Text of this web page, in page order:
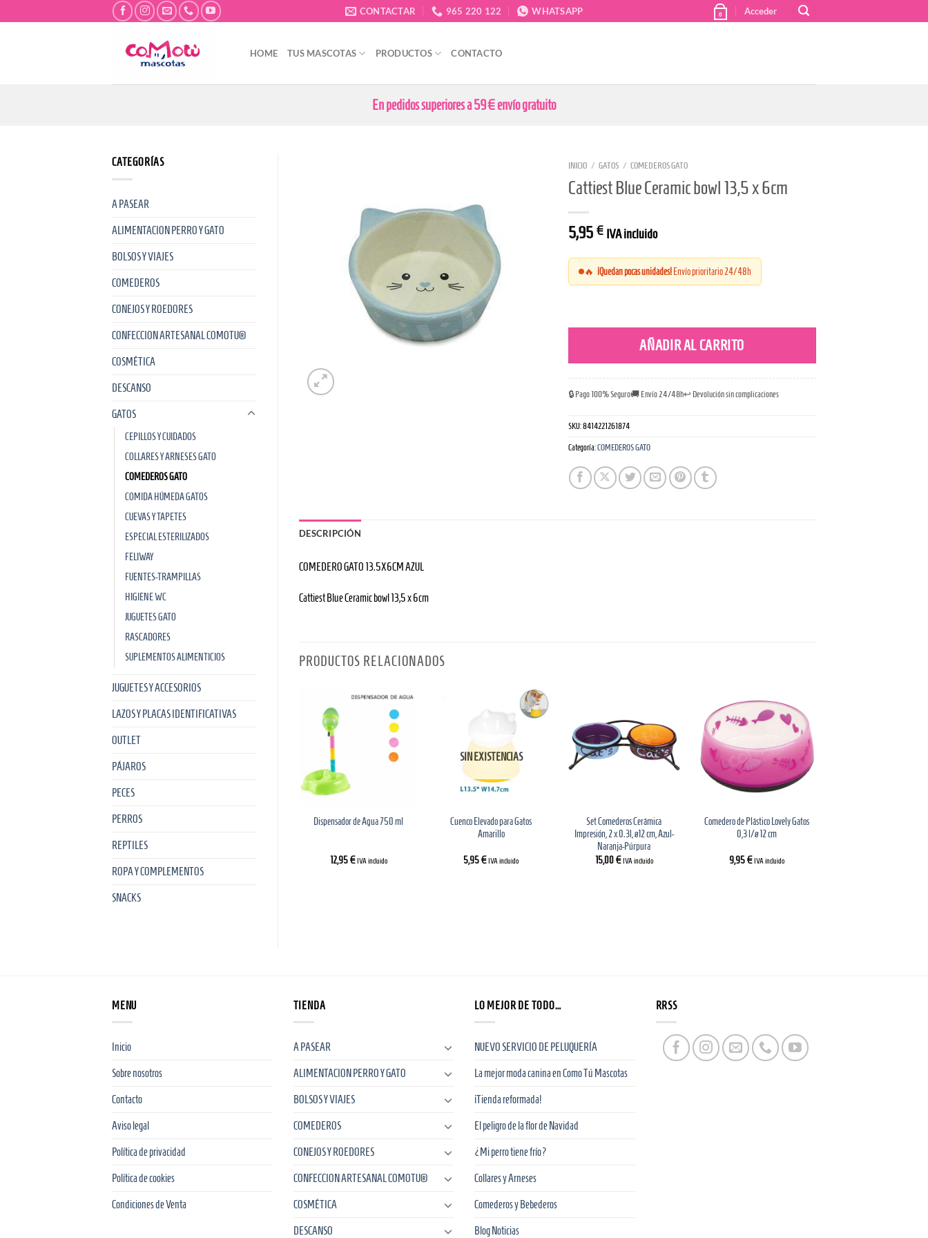
al
CONTACTAR 965 220 122 WHATSAPP 0 Acceder
HOME TUS MASCOTAS PRODUCTOS CONTACTO
En pedidos superiores a 59€ envío gratuito
CATEGORÍAS
A PASEAR
ALIMENTACION PERRO Y GATO
BOLSOS Y VIAJES
COMEDEROS
CONEJOS Y ROEDORES
CONFECCION ARTESANAL COMOTU®
COSMÉTICA
DESCANSO
GATOS
CEPILLOS Y CUIDADOS
COLLARES Y ARNESES GATO
COMEDEROS GATO
COMIDA HÚMEDA GATOS
CUEVAS Y TAPETES
ESPECIAL ESTERILIZADOS
FELIWAY
FUENTES-TRAMPILLAS
HIGIENE WC
JUGUETES GATO
RASCADORES
SUPLEMENTOS ALIMENTICIOS
JUGUETES Y ACCESORIOS
LAZOS Y PLACAS IDENTIFICATIVAS
OUTLET
PÁJAROS
PECES
PERROS
REPTILES
ROPA Y COMPLEMENTOS
SNACKS
INICIO / GATOS / COMEDEROS GATO
Cattiest Blue Ceramic bowl 13,5 x 6cm
5,95 € IVA incluido
🔥 ¡Quedan pocas unidades!Envío prioritario 24/48h
AÑADIR AL CARRITO
🔒 Pago 100% Seguro🚚 Envío 24/48h↩️ Devolución sin complicaciones
SKU:8414221261874
Categoría:COMEDEROS GATO
DESCRIPCIÓN
COMEDERO GATO 13.5X6CM AZUL
Cattiest Blue Ceramic bowl 13,5 x 6cm
PRODUCTOS RELACIONADOS
Dispensador de Agua 750 ml
12,95€IVA incluido
SIN EXISTENCIAS
Cuenco Elevado para Gatos
Amarillo
5,95€IVA incluido
Set Comederos Cerámica
Impresión, 2 x 0.3l, ø12 cm, Azul-
Naranja-Púrpura
15,00€IVA incluido
Comedero de Plástico Lovely Gatos
0,3 l/ø 12 cm
9,95€IVA incluido
Comedero Cerámica, Gatos, 0.15
MENU
Inicio
Sobre nosotros
Contacto
Aviso legal
Política de privacidad
Política de cookies
Condiciones de Venta
TIENDA
A PASEAR
ALIMENTACION PERRO Y GATO
BOLSOS Y VIAJES
COMEDEROS
CONEJOS Y ROEDORES
CONFECCION ARTESANAL COMOTU®
COSMÉTICA
DESCANSO
LO MEJOR DE TODO…
NUEVO SERVICIO DE PELUQUERÍA
La mejor moda canina en Como Tú Mascotas
¡Tienda reformada!
El peligro de la flor de Navidad
¿Mi perro tiene frío?
Collares y Arneses
Comederos y Bebederos
Blog Noticias
RRSS